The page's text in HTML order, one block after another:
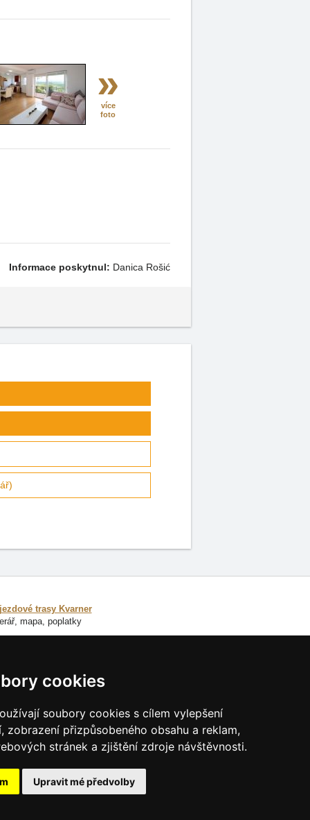
cookies
soubory cookies s cílem vylepšení
zobrazení přizpůsobeného obsahu a reklam,
stránek a zjištění zdroje návštěvnosti.
Upravit mé předvolby
»
více
foto
Informace poskytnul: Danica Rošić
trasy Kvarner
mapa, poplatky